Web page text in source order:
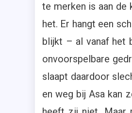
te merken is aan de
het. Er hangt een
blijkt – al vanaf het
onvoorspelbare
slaapt daardoor
en weg bij Asa kan